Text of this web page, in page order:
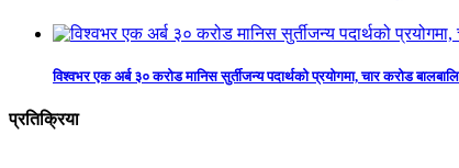
विश्वभर एक अर्ब ३० करोड मानिस सुर्तीजन्य पदार्थको प्रयोगमा, चार करोड
प्रतिक्रिया